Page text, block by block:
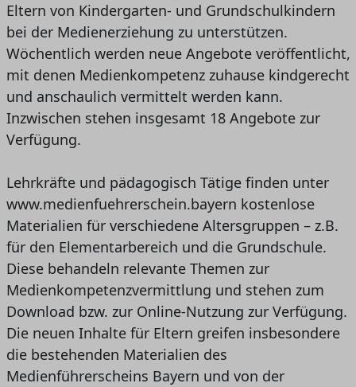
Eltern von Kindergarten- und Grundschulkindern
bei der Medienerziehung zu unterstützen.
Wöchentlich werden neue Angebote veröffentlicht,
mit denen Medienkompetenz zuhause kindgerecht
und anschaulich vermittelt werden kann.
Inzwischen stehen insgesamt 18 Angebote zur
Verfügung.
Lehrkräfte und pädagogisch Tätige finden unter
www.medienfuehrerschein.bayern kostenlose
Materialien für verschiedene Altersgruppen – z.B.
für den Elementarbereich und die Grundschule.
Diese behandeln relevante Themen zur
Medienkompetenzvermittlung und stehen zum
Download bzw. zur Online-Nutzung zur Verfügung.
Die neuen Inhalte für Eltern greifen insbesondere
die bestehenden Materialien des
Medienführerscheins Bayern und von der